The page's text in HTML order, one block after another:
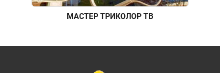
МАСТЕР ТРИКОЛОР ТВ